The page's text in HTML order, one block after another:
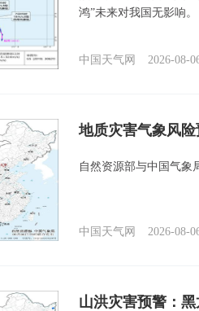
鸿”未来对我国无影响。
中国天气网 2026-08-
地质灾害气象风
自然资源部与中国气象
中国天气网 2026-08-
山洪灾害预警：